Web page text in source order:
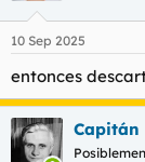
10 Sep 2025
entonces
Capitán